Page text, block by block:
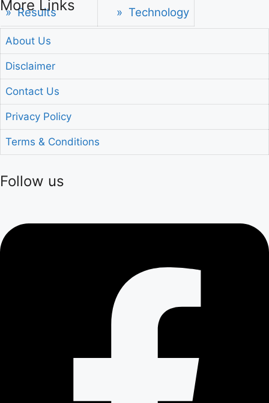
» Results » Technology
More Links
About Us
Disclaimer
Contact Us
Privacy Policy
Terms & Conditions
Follow us